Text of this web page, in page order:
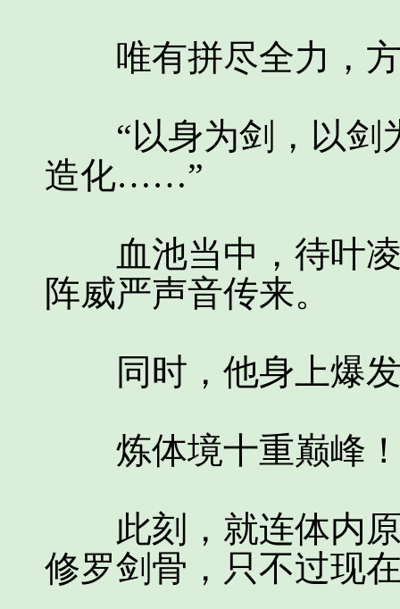
唯有拼尽全力，方
“以身为剑，以剑
造化……”
血池当中，待叶凌
阵威严声音传来。
同时，他身上爆发
炼体境十重巅峰
此刻，就连体内原
修罗剑骨，只不过现